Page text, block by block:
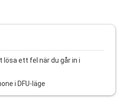
ett fel när du går in i
i DFU-läge